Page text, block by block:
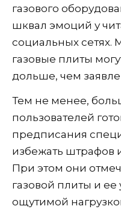
газового
шквал эмоций у
социальных сетях.
газовые плиты
дольше, чем
Тем не менее,
пользователей
предписания
избежать штрафов
При этом они
газовой плиты и ее
ощутимой